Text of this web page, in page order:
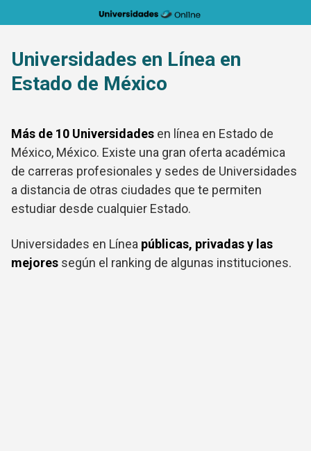
al
Universidades en Línea en
Estado de México
Más de 10 Universidades en línea en Estado de
México, México. Existe una gran oferta académica
de carreras profesionales y sedes de Universidades
a distancia de otras ciudades que te permiten
estudiar desde cualquier Estado.
Universidades en Línea públicas, privadas y las
mejores según el ranking de algunas instituciones.